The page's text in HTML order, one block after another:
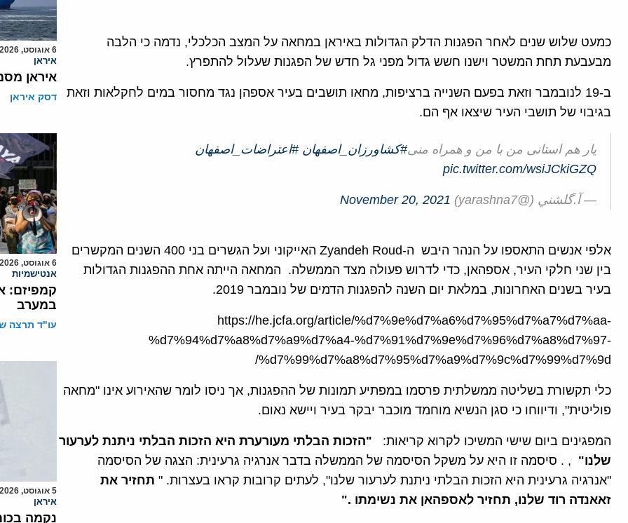
כמעט שלוש שנים לאחר הפגנות הדלק הגדולות באיראן במחאה על המצב הכלכלי, נדמה כי הלבה
מבעבעת תחת המשטר וישנו חשש גדול מפני גל חדש של הפגנות שעלול להתפרץ.
ב-19 לנובמבר וזאת בפעם השנייה ברציפות, מחאו תושבים בעיר אספהן נגד מחסור במים לחקלאות וזאת
בגיבוי של תושבי העיר שיצאו אף הם.
یار هم استانی من با من و همراه منی#کشاورزان_اصفهان #اعتراضات_اصفهان
pic.twitter.com/wsiJCkiGZQ
— آ.گلشني (@yarashna7) November 20, 2021
אלפי אנשים התאספו על הנהר היבש ה-Zyandeh Roud האייקוני ועל הגשרים בני 400 השנים המקשרים
בין שני חלקי העיר, אספהאן, כדי לדרוש פעולה מצד הממשלה. המחאה הייתה אחת ההפגנות הגדולות
בעיר בשנים האחרונות, במלאת יום השנה להפגנות הדמים של נובמבר 2019.
https://he.jcfa.org/article/%d7%9e%d7%a6%d7%95%d7%a7%d7%aa-
%d7%94%d7%a8%d7%a9%d7%a4-%d7%91%d7%9e%d7%96%d7%a8%d7%97-
%d7%99%d7%a8%d7%95%d7%a9%d7%9c%d7%99%d7%9d/
כלי תקשורת בשליטה ממשלתית פרסמו במפתיע תמונות של ההפגנות, אך ניסו לומר שהאירוע אינו "מחאה
פוליטית", ודיווחו כי סגן הנשיא מוחמד מוכבר יבקר בעיר ויישא נאום.
המפגינים ביום שישי המשיכו לקרוא קריאות: "הזכות הבלתי מעורערת היא הזכות הבלתי ניתנת לערעור
שלנו" , . סיסמה זו היא על משקל הסיסמה של הממשלה בדבר אנרגיה גרעינית: הצגה של הסיסמה
"אנרגיה גרעינית היא הזכות הבלתי ניתנת לערעור שלנו", לעתים קרובות קראו בעצרות. " תחזיר את
זאאנדה רוד שלנו, תחזיר לאספהאן את נשימתו ."
6 אוגוסט, 2026
איראן
איראן
דסק איראן
6 אוגוסט, 2026
אנטישמיות
קמפיזם:
במערב
עו"ד תרצה
5 אוגוסט, 2026
איראן
נקמה